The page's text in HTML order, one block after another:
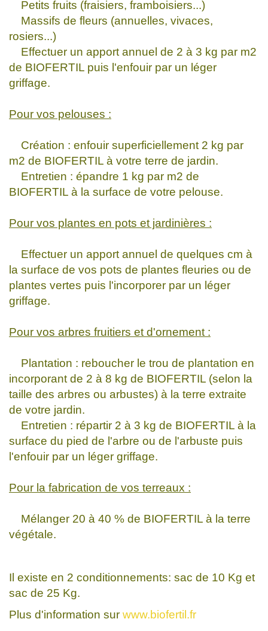
Petits fruits (fraisiers, framboisiers...)
Massifs de fleurs (annuelles, vivaces,
rosiers...)
Effectuer un apport annuel de 2 à 3 kg par m2
de BIOFERTIL puis l'enfouir par un léger
griffage.
Pour vos pelouses :
Création : enfouir superficiellement 2 kg par
m2 de BIOFERTIL à votre terre de jardin.
Entretien : épandre 1 kg par m2 de
BIOFERTIL à la surface de votre pelouse.
Pour vos plantes en pots et jardinières :
Effectuer un apport annuel de quelques cm à
la surface de vos pots de plantes fleuries ou de
plantes vertes puis l'incorporer par un léger
griffage.
Pour vos arbres fruitiers et d'ornement :
Plantation : reboucher le trou de plantation en
incorporant de 2 à 8 kg de BIOFERTIL (selon la
taille des arbres ou arbustes) à la terre extraite
de votre jardin.
Entretien : répartir 2 à 3 kg de BIOFERTIL à la
surface du pied de l'arbre ou de l'arbuste puis
l'enfouir par un léger griffage.
Pour la fabrication de vos terreaux :
Mélanger 20 à 40 % de BIOFERTIL à la terre
végétale.
Il existe en 2 conditionnements: sac de 10 Kg et
sac de 25 Kg.
Plus d'information sur www.biofertil.fr